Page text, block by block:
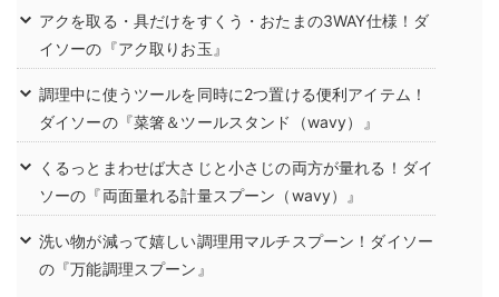
アクを取る・具だけをすくう・おたまの3WAY仕様！ダ
イソーの『アク取りお玉』
調理中に使うツールを同時に2つ置ける便利アイテム！
ダイソーの『菜箸＆ツールスタンド（wavy）』
くるっとまわせば大さじと小さじの両方が量れる！ダイ
ソーの『両面量れる計量スプーン（wavy）』
洗い物が減って嬉しい調理用マルチスプーン！ダイソー
の『万能調理スプーン』